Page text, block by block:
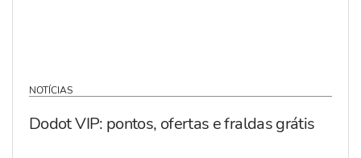
NOTÍCIAS
Dodot VIP: pontos, ofertas e fraldas grátis